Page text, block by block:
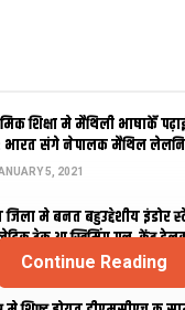
शि‍क्षा मे मैथि‍ली भाषाकेँ
: भारत संगे नेपालक मैथिल लेलनि
5, 2021
जिला मे बनत बहुउद्देशीय इंडोर
ट्रेक आ स्विमिंग पुल, केंद्र
26, 2020
Continue Reading